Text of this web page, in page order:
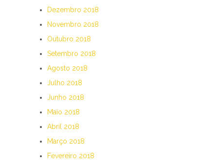
Dezembro 2018
Novembro 2018
Outubro 2018
Setembro 2018
Agosto 2018
Julho 2018
Junho 2018
Maio 2018
Abril 2018
Março 2018
Fevereiro 2018